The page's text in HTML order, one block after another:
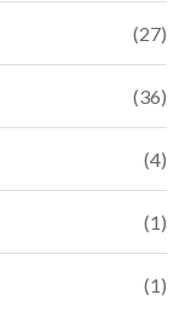
(27)
(36)
(4)
(1)
(1)